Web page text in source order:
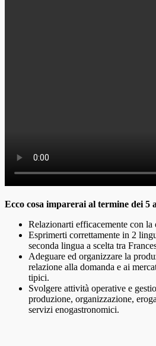
Ecco cosa imparerai al termine dei 5
Relazionarti efficacemente con la
Esprimerti correttamente in 2
seconda lingua a scelta tra
Adeguare ed organizzare la
relazione alla domanda e ai
tipici.
Svolgere attività operative e
produzione, organizzazione,
servizi enogastronomici.